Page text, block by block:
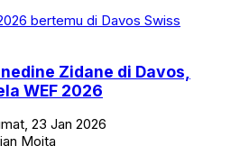
Zidane di Davos,
WEF 2026
23 Jan 2026
Moita